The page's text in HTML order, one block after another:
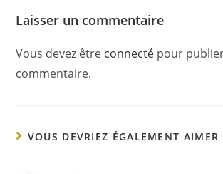
Laisser un commentaire
Vous devez être connecté pour
commentaire.
VOUS DEVRIEZ ÉGALEMENT AIMER